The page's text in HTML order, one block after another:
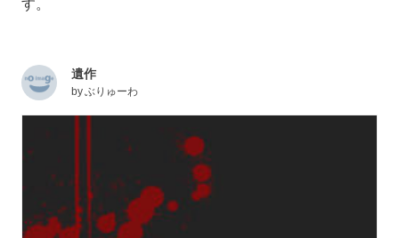
す。
遺作
byぶりゅーわ